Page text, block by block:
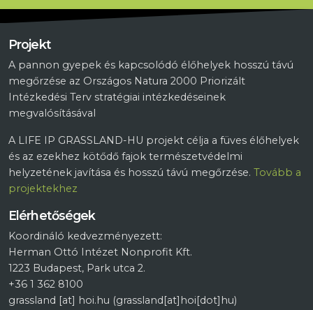
Projekt
A pannon gyepek és kapcsolódó élőhelyek hosszú távú
megőrzése az Országos Natura 2000 Priorizált
Intézkedési Terv stratégiai intézkedéseinek
megvalósításával
A LIFE IP GRASSLAND-HU projekt célja a füves élőhelyek
és az ezekhez kötődő fajok természetvédelmi
helyzetének javítása és hosszú távú megőrzése. Tovább a
projektekhez
Elérhetőségek
Koordináló kedvezményezett:
Herman Ottó Intézet Nonprofit Kft.
1223 Budapest, Park utca 2.
+36 1 362 8100
grassland [at] hoi.hu (grassland[at]hoi[dot]hu)